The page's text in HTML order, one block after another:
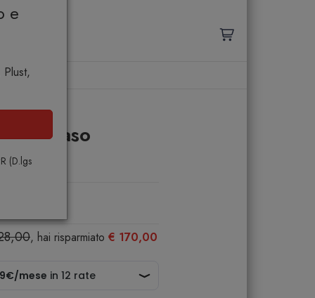
e
(D.lgs
Vaso
, hai risparmiato € 170,00